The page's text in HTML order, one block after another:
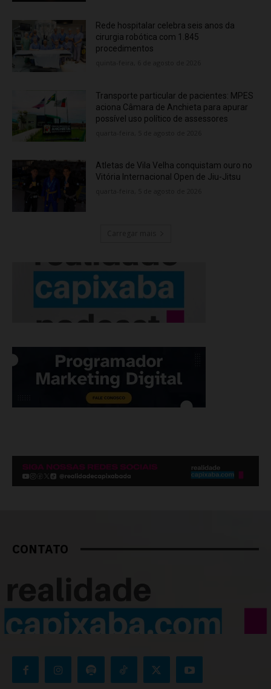
Rede hospitalar celebra seis anos da
cirurgia robótica com 1.845
procedimentos
Transporte particular de pacientes: MPES
aciona Câmara de Anchieta para apurar
possível uso político de assessores
Atletas de Vila Velha conquistam ouro no
Vitória Internacional Open de Jiu-Jitsu
CONTATO